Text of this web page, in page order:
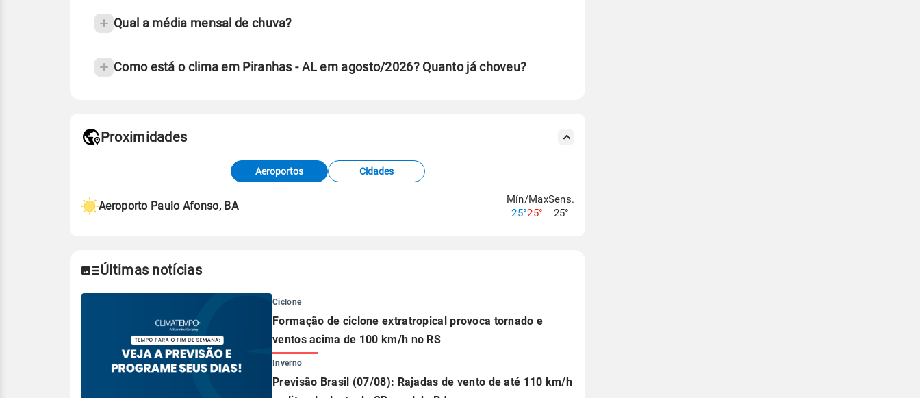
Qual a média mensal de chuva?
Como está o clima em Piranhas - AL em agosto/2026? Quanto já choveu?
de Tempo e Estudos Climáticos (CPTEC).
Proximidades
Aeroportos Cidades
Aeroporto Paulo Afonso, BA
Mín/Max
25°25°
Sens.
25°
Últimas notícias
Ciclone
Formação de ciclone extratropical provoca tornado e
ventos acima de 100 km/h no RS
Inverno
Previsão Brasil (07/08): Rajadas de vento de até 110 km/h